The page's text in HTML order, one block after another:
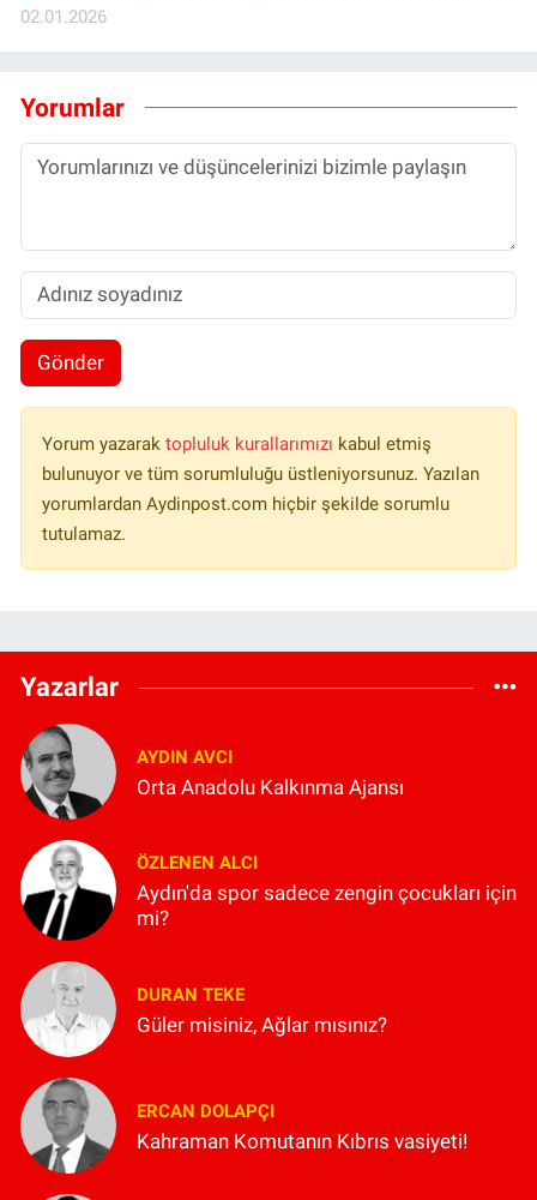
02.01.2026
Yorumlar
Gönder
Yorum yazarak topluluk kurallarımızı kabul etmiş
bulunuyor ve tüm sorumluluğu üstleniyorsunuz. Yazılan
yorumlardan Aydinpost.com hiçbir şekilde sorumlu
tutulamaz.
Yazarlar
AYDIN AVCI
Orta Anadolu Kalkınma Ajansı
ÖZLENEN ALCI
Aydın'da spor sadece zengin çocukları için
mi?
DURAN TEKE
Güler misiniz, Ağlar mısınız?
ERCAN DOLAPÇI
Kahraman Komutanın Kıbrıs vasiyeti!